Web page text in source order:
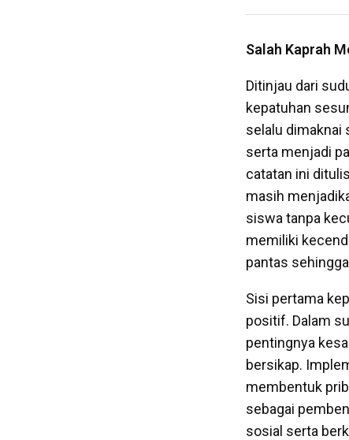
Salah Kaprah
Ditinjau dari
kepatuhan
selalu dimaknai
serta menjadi
catatan ini
masih
siswa tanpa
memiliki
pantas
Sisi pertama
positif. Dalam
pentingnya
bersikap.
membentuk
sebagai
sosial serta